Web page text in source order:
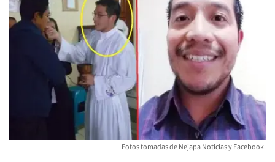
Fotos tomadas de Nejapa Noticias y Facebook.